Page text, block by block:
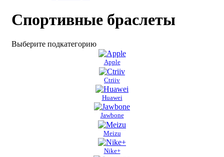
Спортивные браслеты
Выберите подкатегорию
Apple
Ctriiv
Huawei
Jawbone
Meizu
Nike+